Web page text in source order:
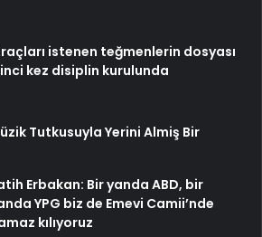
istenen teğmenlerin dosyası
kez disiplin kurulunda
Tutkusuyla Yerini Almiş Bir
Erbakan: Bir yanda ABD, bir
YPG biz de Emevi Camii’nde
kılıyoruz